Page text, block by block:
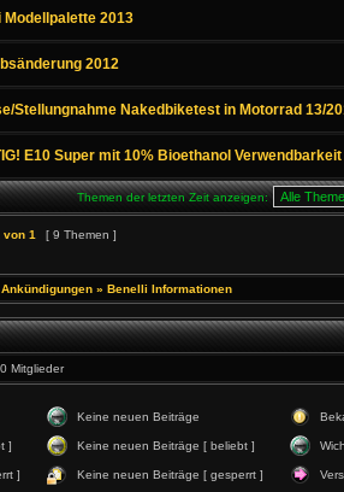
Modellpalette 2013
2012
Stellungnahme Nakedbiketest in Motorrad 13/
E10 Super mit 10% Bioethanol
Themen der letzten Zeit anzeigen:
von 1 [ 9 Themen ]
Ankündigungen » Benelli Informationen
Mitglieder
Keine neuen Beiträge
] Keine neuen Beiträge [ beliebt ]
] Keine neuen Beiträge [ gesperrt ]